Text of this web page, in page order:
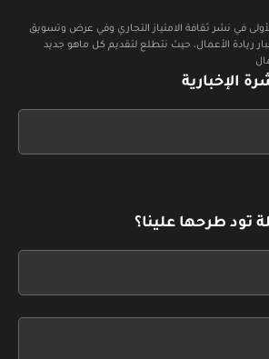
الأولى في نشر ثقافة الامتياز التجاري وفي عرض وتسويق
ريادة الأعمال، حيث نتطلع لتقديم كل ماهو جديد
الإخبارية
تود طرحها علينا؟